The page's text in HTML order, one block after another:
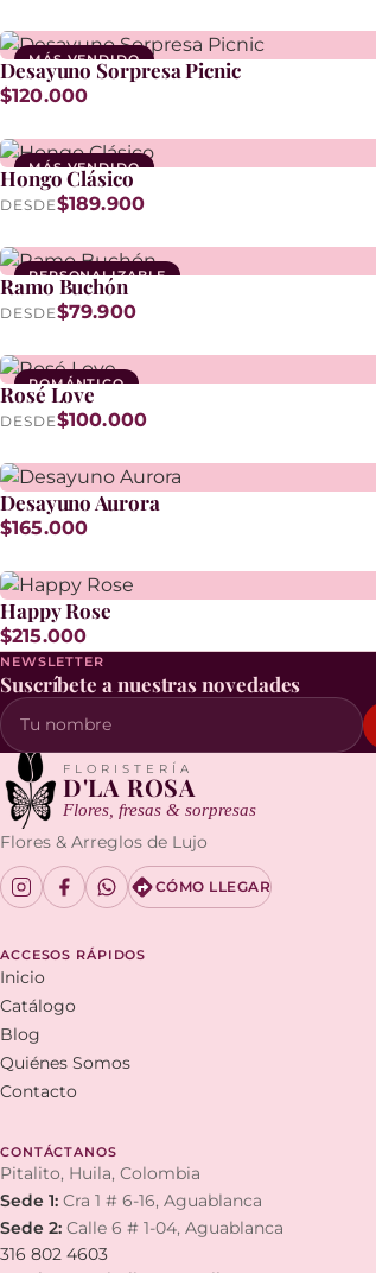
MÁS VENDIDO
Desayuno Sorpresa Picnic
$120.000
MÁS VENDIDO
Hongo Clásico
DESDE$189.900
PERSONALIZABLE
Ramo Buchón
DESDE$79.900
ROMÁNTICO
Rosé Love
DESDE$100.000
Desayuno Aurora
$165.000
Happy Rose
$215.000
NEWSLETTER
Suscríbete a nuestras novedades
Tu nombre
FLORISTERÍA
D'LA ROSA
Flores, fresas & sorpresas
Flores & Arreglos de Lujo
CÓMO LLEGAR
ACCESOS RÁPIDOS
Inicio
Catálogo
Blog
Quiénes Somos
Contacto
CONTÁCTANOS
Pitalito, Huila, Colombia
Sede 1: Cra 1 # 6-16, Aguablanca
Sede 2: Calle 6 # 1-04, Aguablanca
316 802 4603